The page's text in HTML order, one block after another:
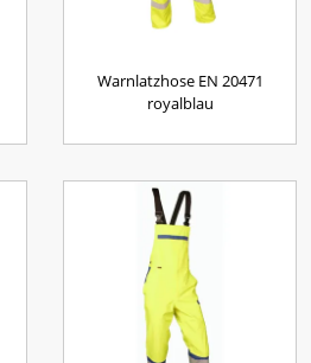
Warnlatzhose EN 20471
royalblau